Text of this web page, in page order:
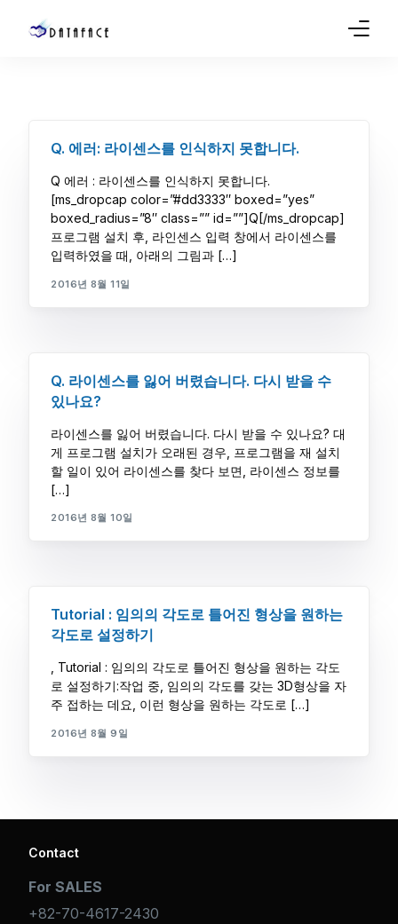
Q. 에러: 라이센스를 인식하지 못합니다.
Q 에러 : 라이센스를 인식하지 못합니다.
[ms_dropcap color=”#dd3333″ boxed=”yes”
boxed_radius=”8″ class=”” id=””]Q[/ms_dropcap]
프로그램 설치 후, 라인센스 입력 창에서 라이센스를
입력하였을 때, 아래의 그림과 […]
2016년 8월 11일
Q. 라이센스를 잃어 버렸습니다. 다시 받을 수
있나요?
라이센스를 잃어 버렸습니다. 다시 받을 수 있나요? 대
게 프로그램 설치가 오래된 경우, 프로그램을 재 설치
할 일이 있어 라이센스를 찾다 보면, 라이센스 정보를
[…]
2016년 8월 10일
Tutorial : 임의의 각도로 틀어진 형상을 원하는
각도로 설정하기
, Tutorial : 임의의 각도로 틀어진 형상을 원하는 각도
로 설정하기:작업 중, 임의의 각도를 갖는 3D형상을 자
주 접하는 데요, 이런 형상을 원하는 각도로 […]
2016년 8월 9일
Contact
For SALES
+82-70-4617-2430
Sales
Service
Support